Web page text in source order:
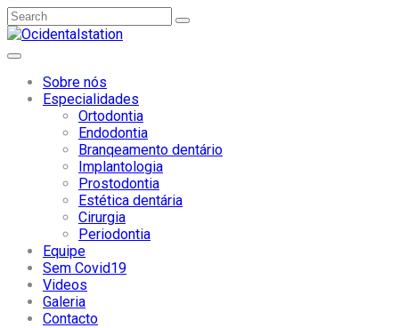
Sobre nós
Especialidades
Ortodontia
Endodontia
Branqeamento dentário
Implantologia
Prostodontia
Estética dentária
Cirurgia
Periodontia
Equipe
Sem Covid19
Videos
Galeria
Contacto